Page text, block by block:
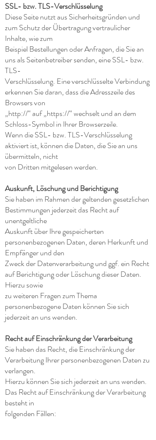
SSL- bzw. TLS-Verschlüsselung
Diese Seite nutzt aus Sicherheitsgründen und
zum Schutz der Übertragung vertraulicher
Inhalte, wie zum
Beispiel Bestellungen oder Anfragen, die Sie an
uns als Seitenbetreiber senden, eine SSL- bzw.
TLS-
Verschlüsselung. Eine verschlüsselte Verbindung
erkennen Sie daran, dass die Adresszeile des
Browsers von
„http://“ auf „https://“ wechselt und an dem
Schloss-Symbol in Ihrer Browserzeile.
Wenn die SSL- bzw. TLS-Verschlüsselung
aktiviert ist, können die Daten, die Sie an uns
übermitteln, nicht
von Dritten mitgelesen werden.
Auskunft, Löschung und Berichtigung
Sie haben im Rahmen der geltenden gesetzlichen
Bestimmungen jederzeit das Recht auf
unentgeltliche
Auskunft über Ihre gespeicherten
personenbezogenen Daten, deren Herkunft und
Empfänger und den
Zweck der Datenverarbeitung und ggf. ein Recht
auf Berichtigung oder Löschung dieser Daten.
Hierzu sowie
zu weiteren Fragen zum Thema
personenbezogene Daten können Sie sich
jederzeit an uns wenden.
Recht auf Einschränkung der Verarbeitung
Sie haben das Recht, die Einschränkung der
Verarbeitung Ihrer personenbezogenen Daten zu
verlangen.
Hierzu können Sie sich jederzeit an uns wenden.
Das Recht auf Einschränkung der Verarbeitung
besteht in
folgenden Fällen: